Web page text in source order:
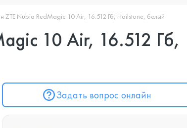
ZTE Nubia RedMagic 10 Air, 16.512 Гб, Hailstone, белый
10 Air, 16.512 Гб,
Задать вопрос онлайн